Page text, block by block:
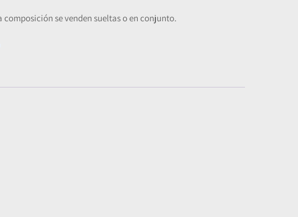
composición se venden sueltas o en conjunto.